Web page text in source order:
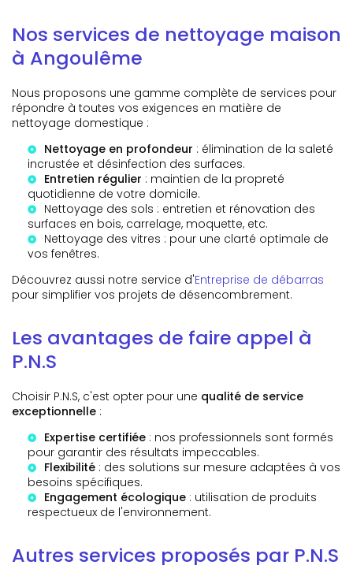
Nos services de nettoyage maison
à Angoulême
Nous proposons une gamme complète de services pour
répondre à toutes vos exigences en matière de
nettoyage domestique :
Nettoyage en profondeur : élimination de la saleté
incrustée et désinfection des surfaces.
Entretien régulier : maintien de la propreté
quotidienne de votre domicile.
Nettoyage des sols : entretien et rénovation des
surfaces en bois, carrelage, moquette, etc.
Nettoyage des vitres : pour une clarté optimale de
vos fenêtres.
Découvrez aussi notre service d'Entreprise de débarras
pour simplifier vos projets de désencombrement.
Les avantages de faire appel à
P.N.S
Choisir P.N.S, c'est opter pour une qualité de service
exceptionnelle :
Expertise certifiée : nos professionnels sont formés
pour garantir des résultats impeccables.
Flexibilité : des solutions sur mesure adaptées à vos
besoins spécifiques.
Engagement écologique : utilisation de produits
respectueux de l'environnement.
Autres services proposés par P.N.S